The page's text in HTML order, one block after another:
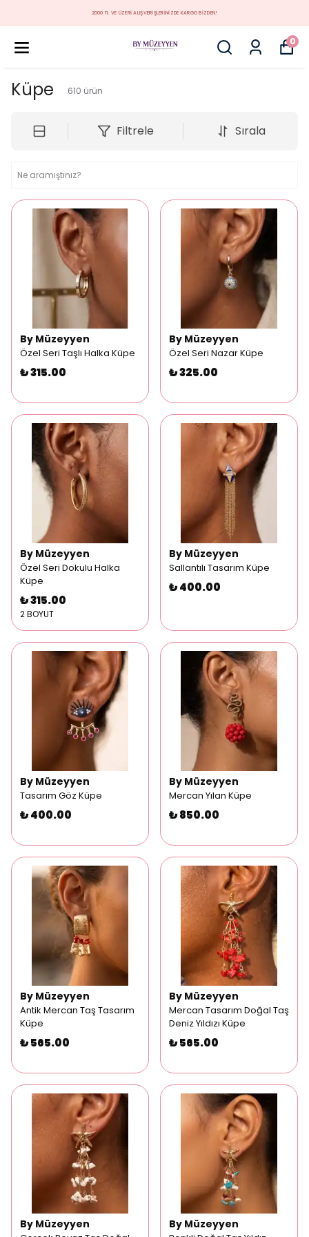
MÜZEYYEN YENİ KOLEKSİYON
0
Küpe 610 ürün
Filtrele Sırala
By Müzeyyen
Özel Seri Taşlı Halka Küpe
₺ 315.00
By Müzeyyen
Özel Seri Nazar Küpe
₺ 325.00
By Müzeyyen
Özel Seri Dokulu Halka
Küpe
₺ 315.00
2 BOYUT
By Müzeyyen
Sallantılı Tasarım Küpe
₺ 400.00
By Müzeyyen
Tasarım Göz Küpe
₺ 400.00
By Müzeyyen
Mercan Yılan Küpe
₺ 850.00
By Müzeyyen
Antik Mercan Taş Tasarım
Küpe
₺ 565.00
By Müzeyyen
Mercan Tasarım Doğal Taş
Deniz Yıldızı Küpe
₺ 565.00
By Müzeyyen By Müzeyyen